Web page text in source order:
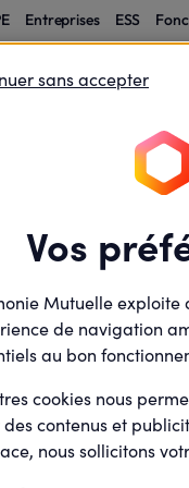
Entreprises ESS
A propos
ESS actualites
Vos
Mutuelle exploite
de navigation
au bon
cookies nous
contenus et
nous sollicitons
sans accepter